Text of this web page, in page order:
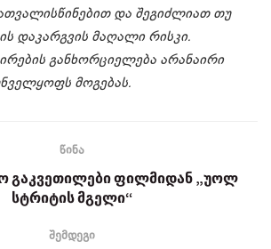
და შეგიძლიათ თუ
დაკარგვის მაღალი რისკი.
განხორციელება არანაირი
მოგებას.
წინა
გაკვეთილები ფილმიდან „უოლ
სტრიტის მგელი“
შემდეგი